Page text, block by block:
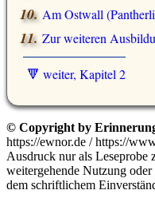
Am Ostwall
Zur weiteren
🔻 weiter, Kapitel 2
© Copyright by
https://ewnor.de / https://
Ausdruck nur als Leseprobe
weitergehende Nutzung
dem schriftlichem